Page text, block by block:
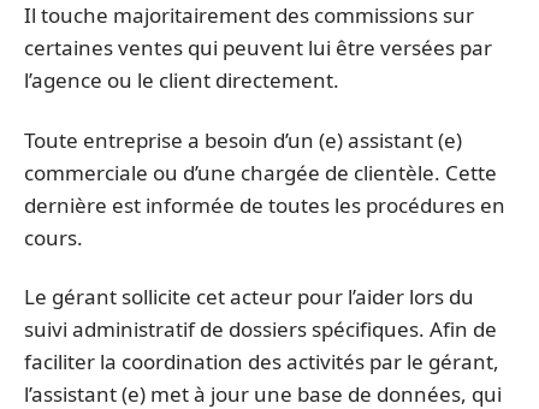
Il touche majoritairement des commissions sur
certaines ventes qui peuvent lui être versées par
l’agence ou le client directement.
Toute entreprise a besoin d’un (e) assistant (e)
commerciale ou d’une chargée de clientèle. Cette
dernière est informée de toutes les procédures en
cours.
Le gérant sollicite cet acteur pour l’aider lors du
suivi administratif de dossiers spécifiques. Afin de
faciliter la coordination des activités par le gérant,
l’assistant (e) met à jour une base de données, qui